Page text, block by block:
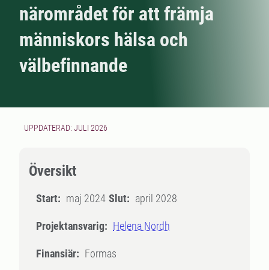
närområdet för att främja
människors hälsa och
välbefinnande
UPPDATERAD: JULI 2026
Översikt
Start: maj 2024 Slut: april 2028
Projektansvarig: Helena Nordh
Finansiär: Formas